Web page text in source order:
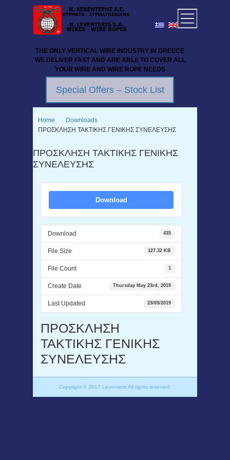
THE ONLY VERTICAL WIRE INDUSTRY IN GREECE
WE DELIVER FAST AND ARE ABLE TO COVER ALL
YOUR WIRE AND WIRE ROPE NEEDS
Special Offers – Stock List
Home
Downloads
ΠΡΟΣΚΛΗΣΗ ΤΑΚΤΙΚΗΣ ΓΕΝΙΚΗΣ ΣΥΝΕΛΕΥΣΗΣ
ΠΡΟΣΚΛΗΣΗ ΤΑΚΤΙΚΗΣ ΓΕΝΙΚΗΣ
ΣΥΝΕΛΕΥΣΗΣ
Download
Download 435
File Size 127.32 KB
File Count 1
Create Date Thursday May 23rd, 2019
Last Updated 23/05/2019
ΠΡΟΣΚΛΗΣΗ
ΤΑΚΤΙΚΗΣ ΓΕΝΙΚΗΣ
ΣΥΝΕΛΕΥΣΗΣ
Copyright © 2017 Leventeris All rights reserved.